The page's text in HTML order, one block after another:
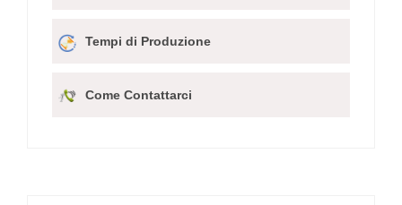
Tempi di Produzione
Come Contattarci